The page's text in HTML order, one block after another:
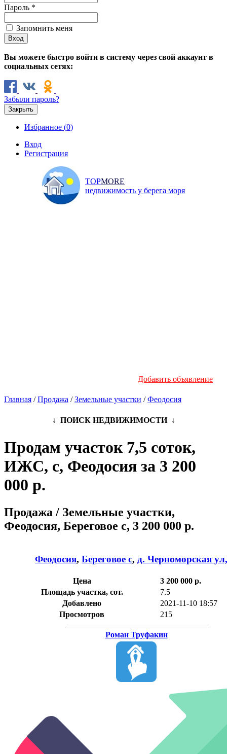
Пароль *
Запомнить меня
Вы можете быстро войти в систему через свой аккаунт в
социальных сетях:
Забыли пароль?
Закрыть
Избранное (0)
Вход
Регистрация
TOPMORE
недвижимость у берега моря
Добавить объявление
Главная /Продажа /Земельные участки /Феодосия
↓ ПОИСК НЕДВИЖИМОСТИ ↓
Продам участок 7,5 соток,
ИЖС, с, Феодосия за 3 200
000 р.
Продажа / Земельные участки,
Феодосия, Береговое с, 3 200 000 р.
Феодосия, Береговое с, д. Черноморская
Цена
3 200 000 р.
Площадь участка, сот.
7.5
Добавлено
2021-11-10 18:57
Просмотров
215
Роман Труфакин